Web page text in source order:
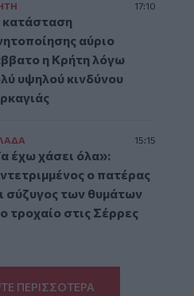
17:10
κατάσταση
αύριο
η Κρήτη λόγω
υψηλού κινδύνου
15:15
έχω χάσει όλα»:
ο πατέρας
σύζυγος των θυμάτων
τροχαίο στις Σέρρες
ΠΕΡΙΣΣΟΤΕΡΑ